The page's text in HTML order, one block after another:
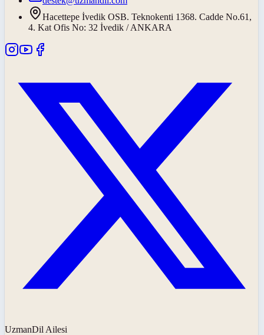
Hacettepe İvedik OSB. Teknokenti 1368. Cadde No.61,
4. Kat Ofis No: 32 İvedik / ANKARA
UzmanDil Ailesi